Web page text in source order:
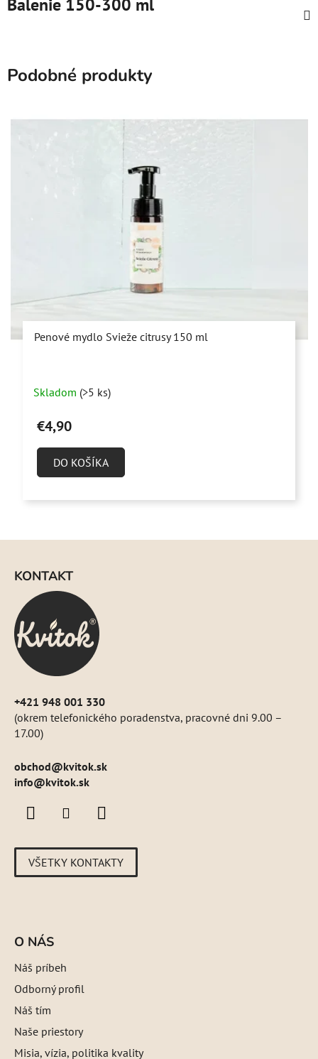
Balenie 150-300 ml
Podobné produkty
Penové mydlo Svieže citrusy 150 ml
hodnotenie
produktu
z
Skladom (>5 ks)
€4,90
DO KOŠÍKA
KONTAKT
+421 948 001 330
(okrem telefonického poradenstva, pracovné dni 9.00 –
17.00)
obchod@kvitok.sk
info@kvitok.sk
VŠETKY KONTAKTY
O NÁS
Náš príbeh
Odborný profil
Náš tím
Naše priestory
Misia, vízia, politika kvality